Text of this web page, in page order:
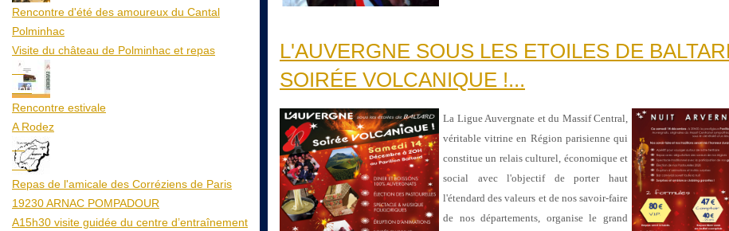
Rencontre d'été des amoureux du Cantal
Polminhac
Visite du château de Polminhac et repas
12
Aoû
Rencontre estivale
A Rodez
23
Aoû
Repas de l'amicale des Corréziens de Paris
19230 ARNAC POMPADOUR
A15h30 visite guidée du centre d’entraînement
L'AUVERGNE SOUS LES ETOILES DE
SOIRÉE VOLCANIQUE !...
La Ligue Auvergnate et du Massif Central,
véritable vitrine en Région parisienne qui
constitue un relais culturel, économique et
social avec l'objectif de porter haut
l'étendard des valeurs et de nos savoir-faire
de nos départements, organise le grand